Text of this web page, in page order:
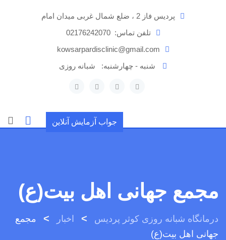
پردیس فاز 2 ، ضلع شمال غربی میدان امام
تلفن تماس:02176242070
kowsarpardisclinic@gmail.com
شنبه - چهارشنبه:
شبانه روزی
جواب آزمایش آنلاین
مجمع جهانی اهل بیت(ع)
درمانگاه شبانه روزی کوثر پردیس > اخبار >
مجمع
جهانی اهل بیت(ع)